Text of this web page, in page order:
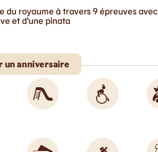
du royaume à travers 9 épreuves avec
et d'une pinata
un anniversaire